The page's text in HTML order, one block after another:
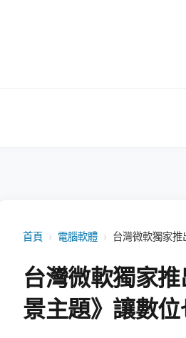
首頁 › 電腦軟體 › 台灣微軟獨家
台灣微軟獨家
景主題》讓數